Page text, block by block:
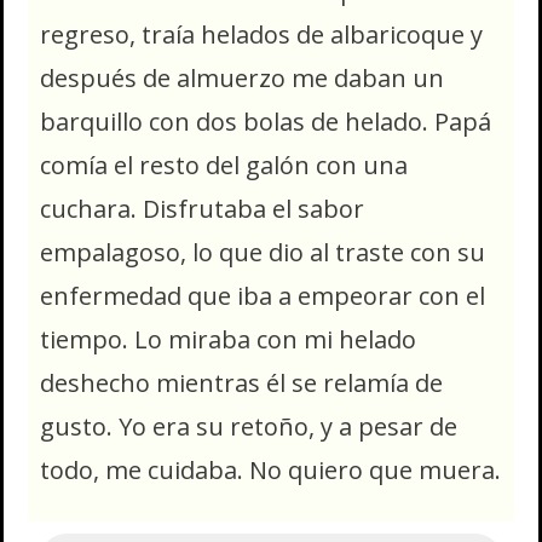
regreso, traía helados de albaricoque y
después de almuerzo me daban un
barquillo con dos bolas de helado. Papá
comía el resto del galón con una
cuchara. Disfrutaba el sabor
empalagoso, lo que dio al traste con su
enfermedad que iba a empeorar con el
tiempo. Lo miraba con mi helado
deshecho mientras él se relamía de
gusto. Yo era su retoño, y a pesar de
todo, me cuidaba. No quiero que muera.